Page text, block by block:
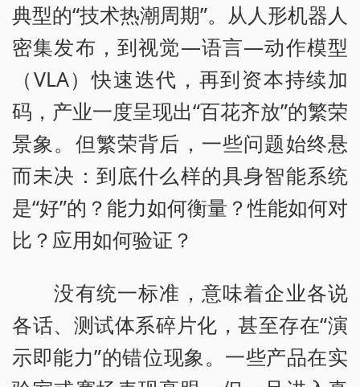
典型的“技术热潮周期”。从人形机器人
密集发布，到视觉—语言—动作模型
（VLA）快速迭代，再到资本持续加
码，产业一度呈现出“百花齐放”的繁荣
景象。但繁荣背后，一些问题始终悬
而未决：到底什么样的具身智能系统
是“好”的？能力如何衡量？性能如何对
比？应用如何验证？
没有统一标准，意味着企业各说
各话、测试体系碎片化，甚至存在“演
示即能力”的错位现象。一些产品在实